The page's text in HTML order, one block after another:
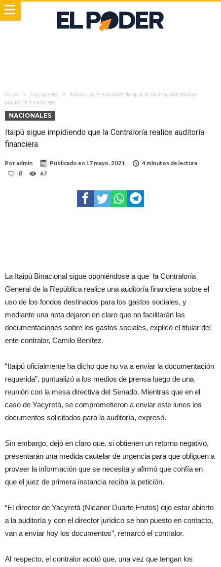
Inicio Nacionales
Itaipú sigue impidiendo que la Contraloría realice
auditoría financiera
NACIONALES
Itaipú sigue impidiendo que la Contraloría realice auditoría
financiera
Poradmin Publicado en 17 mayo, 2021
4 minutos de lectura
0
67
La Itaipú Binacional sigue oponiéndose a que la Contraloría
General de la República realice una auditoría financiera sobre el
uso de los fondos destinados para los gastos sociales, y
mediante una nota dejaron en claro que no facilitarán las
documentaciones sobre los gastos sociales, explicó el titular del
ente contralor, Camilo Benítez.
“Itaipú oficialmente ha dicho que no va a enviar la documentación
requerida”, puntualizó a los medios de prensa luego de una
reunión con la mesa directiva del Senado. Mientras que en el
caso de Yacyretá, se comprometieron a enviar este lunes los
documentos solicitados para la auditoría, expresó.
Sin embargo, dejó en claro que, si obtienen un retorno negativo,
presentarán una medida cautelar de urgencia para que obliguen a
proveer la información que se necesita y afirmó que confía en
que el juez de primera instancia reciba la petición.
“El director de Yacyretá (Nicanor Duarte Frutos) dijo estar abierto
a la auditoría y con el director jurídico se han puesto en contacto,
van a enviar hoy los documentos”, remarcó el contralor.
Al respecto, el contralor acotó que, una vez que tengan los